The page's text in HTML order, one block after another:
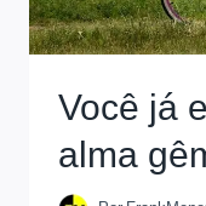
Você já
alma